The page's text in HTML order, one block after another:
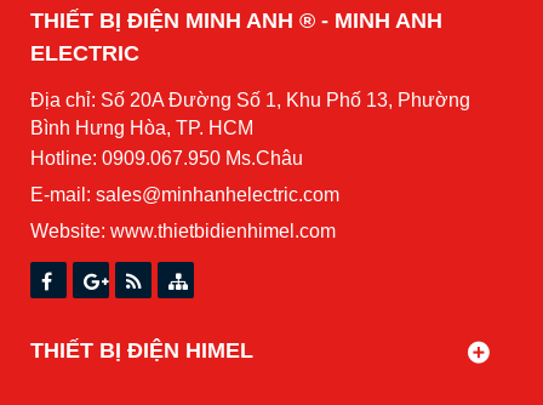
THIẾT BỊ ĐIỆN MINH ANH ® - MINH ANH
ELECTRIC
Địa chỉ: Số 20A Đường Số 1, Khu Phố 13, Phường
Bình Hưng Hòa, TP. HCM
Hotline: 0909.067.950 Ms.Châu
E-mail: sales@minhanhelectric.com
Website: www.thietbidienhimel.com
THIẾT BỊ ĐIỆN HIMEL